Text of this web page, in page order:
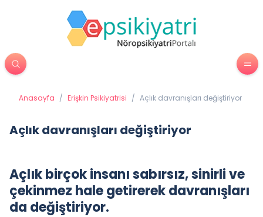
Anasayfa / Erişkin Psikiyatrisi / Açlık davranışları değiştiriyor
Açlık davranışları değiştiriyor
Açlık birçok insanı sabırsız, sinirli ve
çekinmez hale getirerek davranışları
da değiştiriyor.